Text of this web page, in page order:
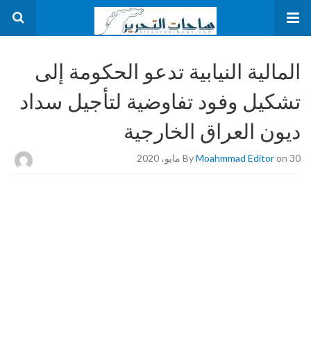
المالية النيابية تدعو الحكومة إلى
تشكيل وفود تفاوضية لتأجيل سداد
ديون العراق الخارجية
ByMoahmmad Editoron 30 مايو، 2020